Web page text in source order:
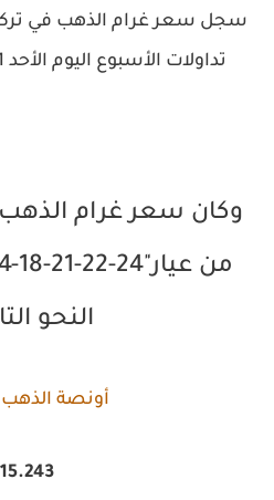
سجل سعر غرام الذهب في
تداولات الأسبوع اليوم الأحد 1 أغسطس/آب 2021 .
وكان سعر غرام
النحو
أونصة الذهب
15.243